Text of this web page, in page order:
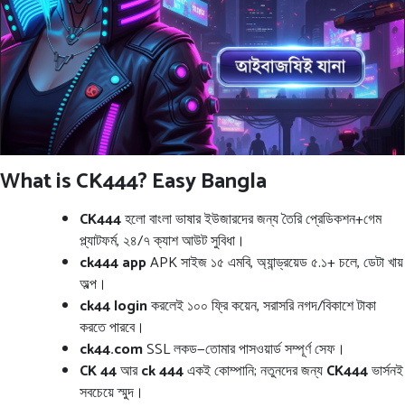
What is CK444? Easy Bangla
CK444হলো বাংলা ভাষার ইউজারদের জন্য তৈরি প্রেডিকশন+গেম
প্ল্যাটফর্ম, ২৪/৭ ক্যাশ আউট সুবিধা।
ck444 appAPK সাইজ ১৫ এমবি, অ্যান্ড্রয়েড ৫.১+ চলে, ডেটা খায়
অল্প।
ck44 loginকরলেই ১০০ ফ্রি কয়েন, সরাসরি নগদ/বিকাশে টাকা
করতে পারবে।
ck44.comSSL লকড—তোমার পাসওয়ার্ড সম্পূর্ণ সেফ।
CK 44আরck 444একই কোম্পানি; নতুনদের জন্যCK444ভার্সনই
সবচেয়ে স্মুদ।